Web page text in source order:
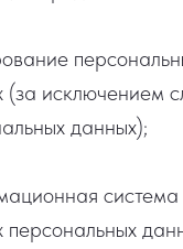
(за исключением
данных);
система
персональных